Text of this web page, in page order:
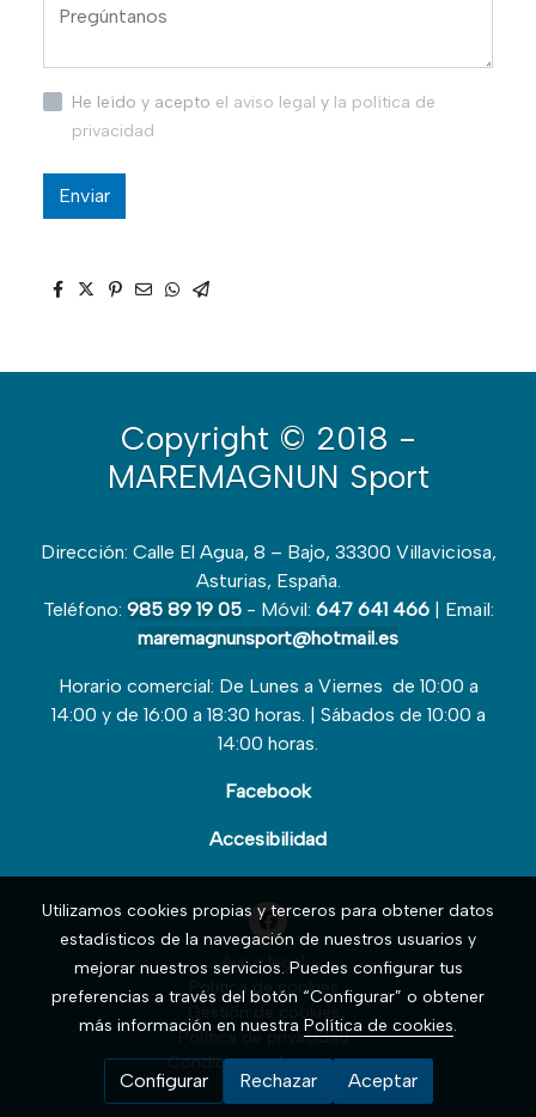
He leído y acepto el aviso legal y la política de
privacidad
Enviar
Copyright © 2018 -
MAREMAGNUN Sport
Dirección: Calle El Agua, 8 – Bajo, 33300 Villaviciosa,
Asturias, España.
Teléfono: 985 89 19 05- Móvil: 647 641 466| Email:
maremagnunsport@hotmail.es
Horario comercial: De Lunes a Viernes de 10:00 a
14:00 y de 16:00 a 18:30 horas. | Sábados de 10:00 a
14:00 horas.
Facebook
Accesibilidad
Aviso legal
Política de cookies
Política de privacidad
Condiciones de compra
Utilizamos cookies propias y terceros para obtener datos
estadísticos de la navegación de nuestros usuarios y
mejorar nuestros servicios. Puedes configurar tus
preferencias a través del botón “Configurar” o obtener
más información en nuestra Política de cookies.
Configurar Rechazar Aceptar